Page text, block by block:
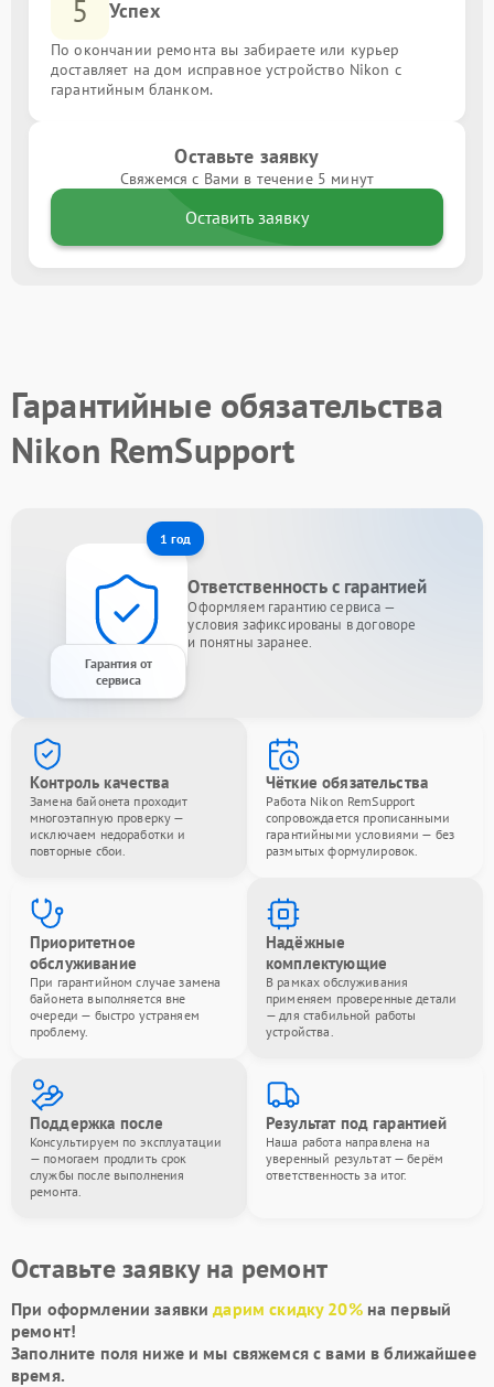
5 Успех
По окончании ремонта вы забираете или курьер
доставляет на дом исправное устройство Nikon с
гарантийным бланком.
Оставьте заявку
Свяжемся с Вами в течение 5 минут
Оставить заявку
Гарантийные обязательства
Nikon RemSupport
1 год
Гарантия от
сервиса
Ответственность с гарантией
Оформляем гарантию сервиса —
условия зафиксированы в договоре
и понятны заранее.
Контроль качества
Замена байонета проходит
многоэтапную проверку —
исключаем недоработки и
повторные сбои.
Чёткие обязательства
Работа Nikon RemSupport
сопровождается прописанными
гарантийными условиями — без
размытых формулировок.
Приоритетное
обслуживание
При гарантийном случае замена
байонета выполняется вне
очереди — быстро устраняем
проблему.
Надёжные
комплектующие
В рамках обслуживания
применяем проверенные детали
— для стабильной работы
устройства.
Поддержка после
Консультируем по эксплуатации
— помогаем продлить срок
службы после выполнения
ремонта.
Результат под гарантией
Наша работа направлена на
уверенный результат — берём
ответственность за итог.
Оставьте заявку на ремонт
При оформлении заявкидарим скидку 20%на первый
ремонт!
Заполните поля ниже и мы свяжемся с вами в ближайшее
время.